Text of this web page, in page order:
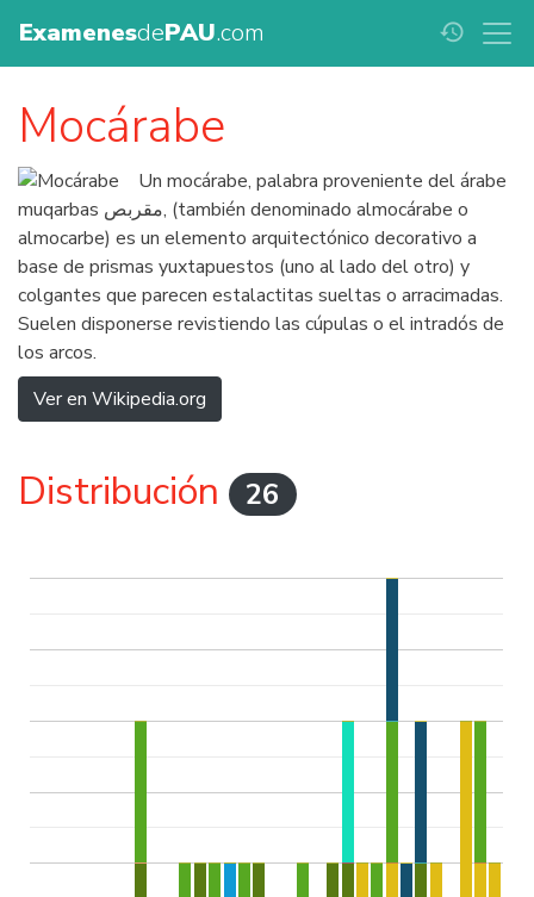
ExamenesdePAU.com history
Mocárabe
Un mocárabe, palabra proveniente del árabe
muqarbas ‏,مقربص (también denominado almocárabe o
almocarbe) es un elemento arquitectónico decorativo a
base de prismas yuxtapuestos (uno al lado del otro) y
colgantes que parecen estalactitas sueltas o arracimadas.
Suelen disponerse revistiendo las cúpulas o el intradós de
los arcos.
Ver en Wikipedia.org
Distribución 26